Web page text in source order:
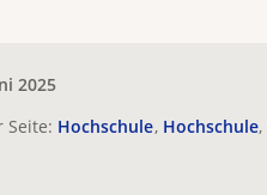
2025
Seite: Hochschule Hochschule